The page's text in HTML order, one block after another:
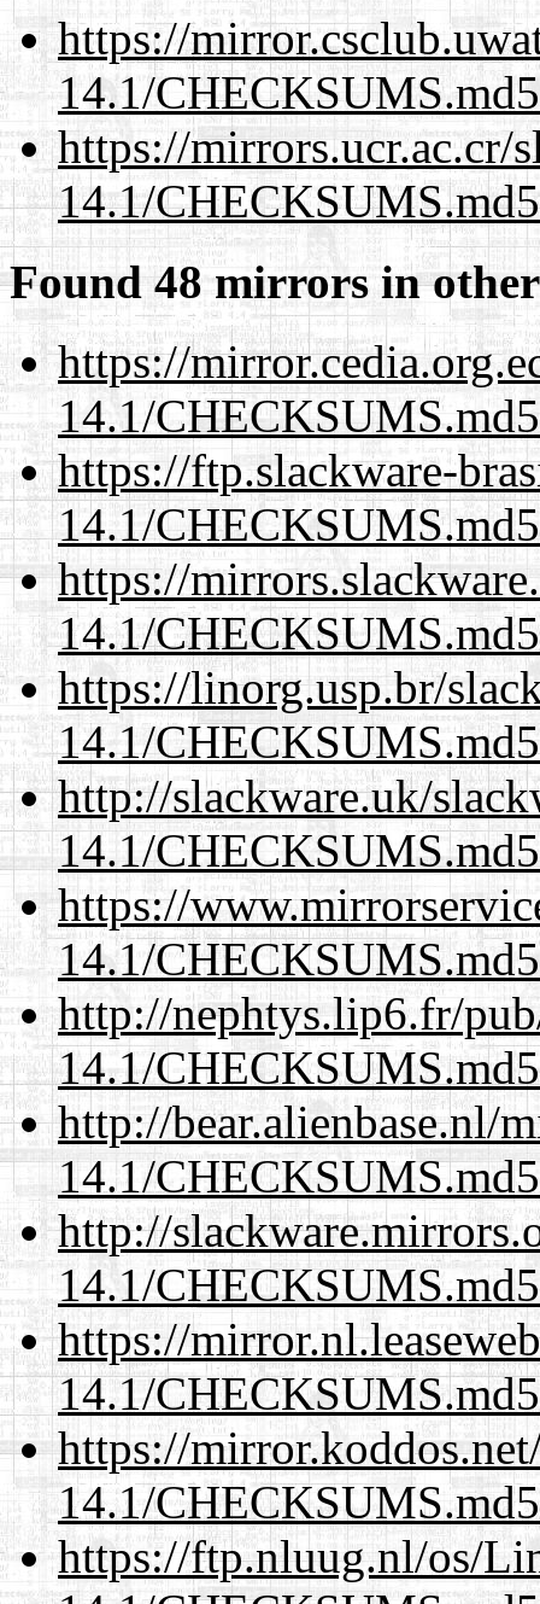
https://
14.1/
https://mirrors.ucr.ac.cr/
14.1/
Found 48 mirrors in
https://
14.1/
https://ftp.slackware-
14.1/
https://
14.1/
https://linorg.usp.br/
14.1/
http://slackware.uk/
14.1/
https://
14.1/
http://nephtys.lip6.fr/
14.1/
http://bear.alienbase.nl/
14.1/
http://
14.1/
https://
14.1/
https://
14.1/
https://ftp.nluug.nl/os/